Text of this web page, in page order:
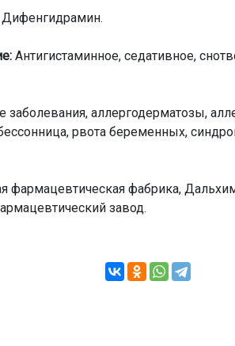
Дифенгидрамин.
Антигистаминное, седативное,
заболевания, аллергодерматозы,
рвота беременных,
фармацевтическая фабрика,
завод.